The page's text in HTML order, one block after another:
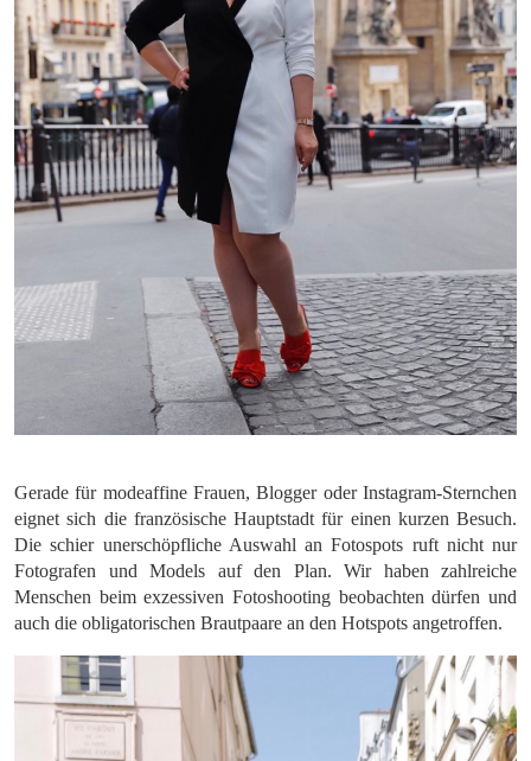
Gerade für modeaffine Frauen, Blogger oder Instagram-Sternchen
eignet sich die französische Hauptstadt für einen kurzen Besuch.
Die schier unerschöpfliche Auswahl an Fotospots ruft nicht nur
Fotografen und Models auf den Plan. Wir haben zahlreiche
Menschen beim exzessiven Fotoshooting beobachten dürfen und
auch die obligatorischen Brautpaare an den Hotspots angetroffen.